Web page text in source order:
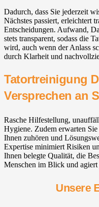
Dadurch, dass Sie jederzeit
Nächstes passiert, erleichtert
Entscheidungen. Aufwand,
stets transparent, sodass die
wird, auch wenn der Anlass
durch Klarheit und
Tatortreinigung
Versprechen an
Rasche Hilfestellung,
Hygiene. Zudem erwarten
Ihnen zuhören und
Expertise minimiert Risiken
Ihnen belegte Qualität, die
Menschen im Blick und agiert
Unsere